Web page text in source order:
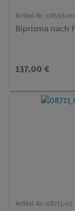
Artikel-Nr.:08556-00
Biprisma nach
137,00 €
Artikel-Nr.:08711-01